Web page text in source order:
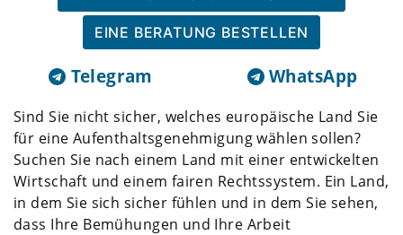
EINE BERATUNG BESTELLEN
Telegram WhatsApp
Sind Sie nicht sicher, welches europäische Land Sie
für eine Aufenthaltsgenehmigung wählen sollen?
Suchen Sie nach einem Land mit einer entwickelten
Wirtschaft und einem fairen Rechtssystem. Ein Land,
in dem Sie sich sicher fühlen und in dem Sie sehen,
dass Ihre Bemühungen und Ihre Arbeit